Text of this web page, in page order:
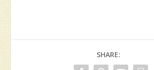
SHARE: